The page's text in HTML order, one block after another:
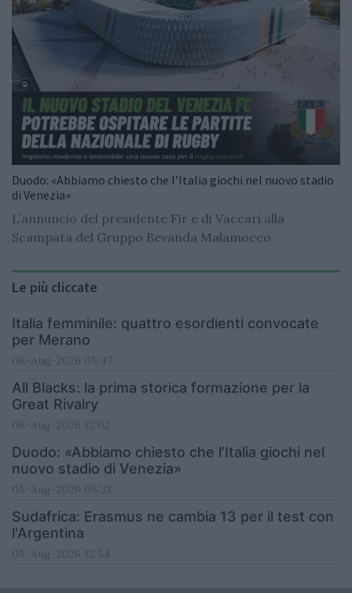
Duodo: «Abbiamo chiesto che l’Italia giochi nel nuovo stadio
di Venezia»
L’annuncio del presidente Fir e di Vaccari alla
Scampata del Gruppo Bevanda Malamocco
Le più cliccate
Italia femminile: quattro esordienti convocate
per Merano
06-Aug-2026 05:47
All Blacks: la prima storica formazione per la
Great Rivalry
06-Aug-2026 12:02
Duodo: «Abbiamo chiesto che l’Italia giochi nel
nuovo stadio di Venezia»
05-Aug-2026 05:33
Sudafrica: Erasmus ne cambia 13 per il test con
l'Argentina
05-Aug-2026 12:54